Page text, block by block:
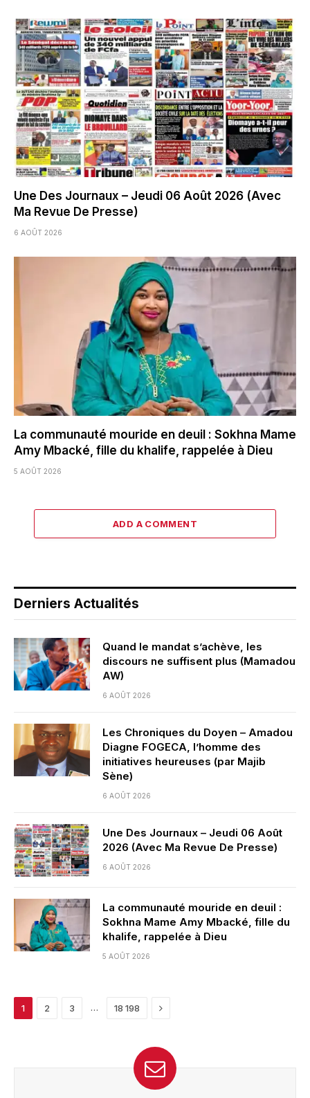
Une Des Journaux – Jeudi 06 Août 2026 (Avec
Ma Revue De Presse)
6 AOÛT 2026
La communauté mouride en deuil : Sokhna Mame
Amy Mbacké, fille du khalife, rappelée à Dieu
5 AOÛT 2026
ADD A COMMENT
Derniers Actualités
Quand le mandat s’achève, les
discours ne suffisent plus (Mamadou
AW)
6 AOÛT 2026
Les Chroniques du Doyen – Amadou
Diagne FOGECA, l’homme des
initiatives heureuses (par Majib
Sène)
6 AOÛT 2026
Une Des Journaux – Jeudi 06 Août
2026 (Avec Ma Revue De Presse)
6 AOÛT 2026
La communauté mouride en deuil :
Sokhna Mame Amy Mbacké, fille du
khalife, rappelée à Dieu
5 AOÛT 2026
1 2 3 … 18 198 Next